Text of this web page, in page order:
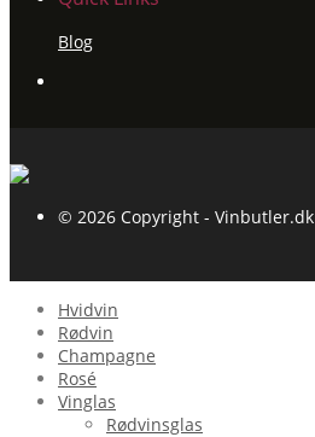
Blog
© 2026 Copyright - Vinbutler.dk
Hvidvin
Rødvin
Champagne
Rosé
Vinglas
Rødvinsglas